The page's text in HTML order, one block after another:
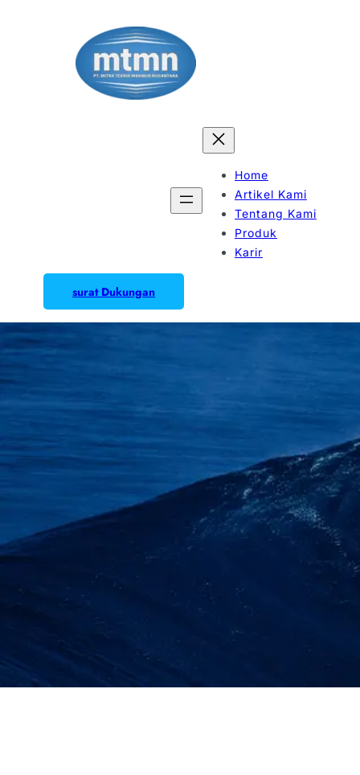
Home
Artikel Kami
Tentang Kami
Produk
Karir
surat Dukungan